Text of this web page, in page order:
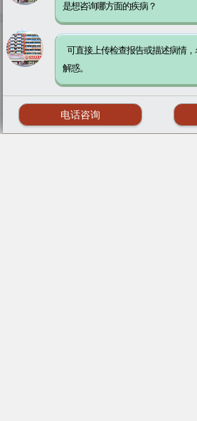
便捷通道
是想咨询哪方面的疾病？
可直接上传检查报告或描述病情
解惑。
电话咨询